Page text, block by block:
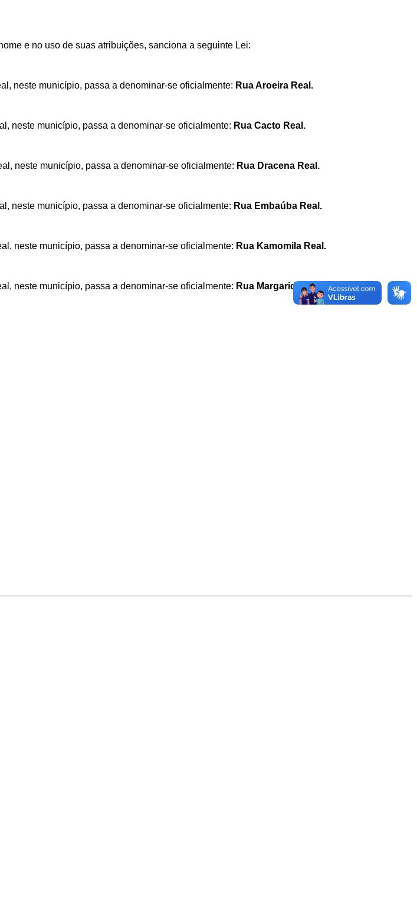
e no uso de suas atribuições, sanciona a seguinte Lei:
neste município, passa a denominar-se oficialmente: Rua Aroeira Real.
neste município, passa a denominar-se oficialmente: Rua Cacto Real.
neste município, passa a denominar-se oficialmente: Rua Dracena Real.
neste município, passa a denominar-se oficialmente: Rua Embaúba Real.
neste município, passa a denominar-se oficialmente: Rua Kamomila Real.
neste município, passa a denominar-se oficialmente: Rua Margarida Real.